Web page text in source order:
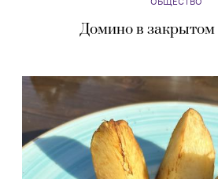
Домино в закрытом